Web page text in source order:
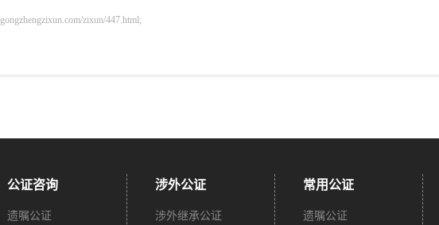
zixun/447.html;
公证咨询
遗嘱公证
涉外公证
涉外继承公证
常用公证
遗嘱公证